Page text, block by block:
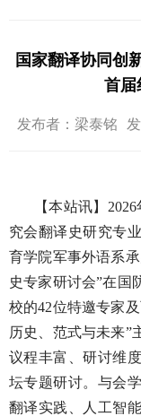
国家翻译协同创
首届
发布者：梁泰铭
【本站讯】 2026
究会翻译史研究专
育学院军事外语系
史专家研讨会”在国
校的42位特邀专家
历史、范式与未来”
议程丰富、研讨维
坛专题研讨。与会
翻译实践、人工智